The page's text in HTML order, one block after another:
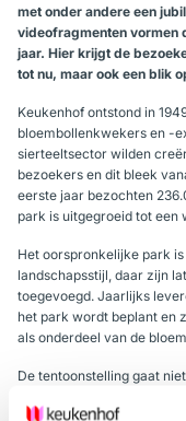
met onder andere een
videofragmenten vormen
jaar. Hier krijgt de
tot nu, maar ook een blik
Keukenhof ontstond in
bloembollenkwekers en -
sierteeltsector wilden
bezoekers en dit bleek
eerste jaar bezochten
park is uitgegroeid tot een
Het oorspronkelijke park
landschapsstijl, daar zijn
toegevoegd. Jaarlijks
het park wordt beplant en
als onderdeel van de
De tentoonstelling gaat
Keukenhof met daarop